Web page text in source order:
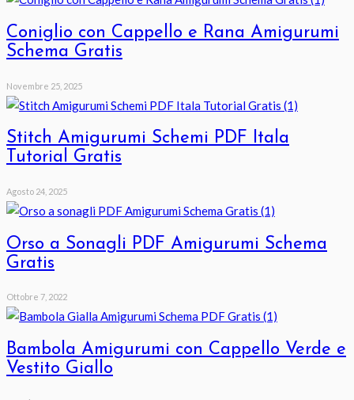
Coniglio con Cappello e Rana Amigurumi
Schema Gratis
Novembre 25, 2025
Stitch Amigurumi Schemi PDF Itala
Tutorial Gratis
Agosto 24, 2025
Orso a Sonagli PDF Amigurumi Schema
Gratis
Ottobre 7, 2022
Bambola Amigurumi con Cappello Verde e
Vestito Giallo